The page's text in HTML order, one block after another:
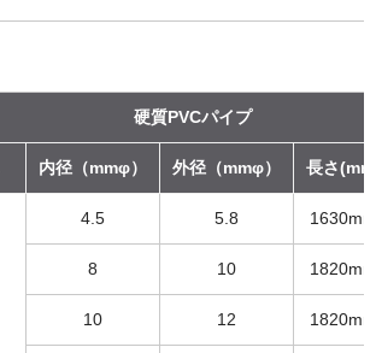
硬質PVCパイプ
内径（mmφ） 外径（mmφ） 長さ
4.5 5.8 1630mm
8 10 1820mm
10 12 1820mm